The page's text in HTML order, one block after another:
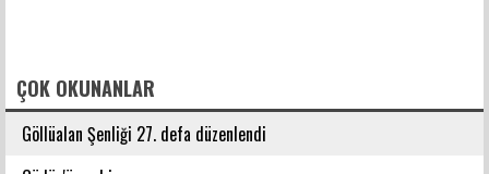
ÇOK OKUNANLAR
Göllüalan Şenliği 27. defa düzenlendi